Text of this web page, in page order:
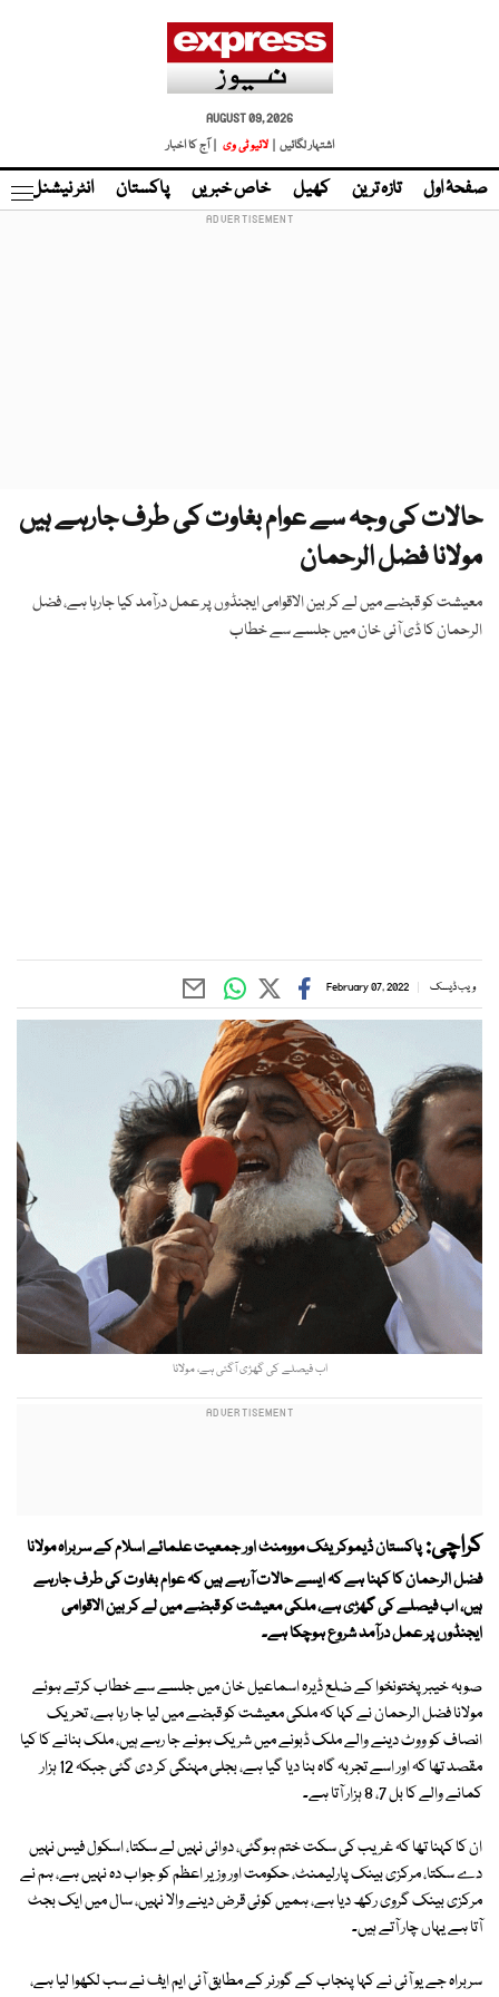
AUGUST 09, 2026
اشتہار لگائیں |
لائیو ٹی وی | آج کا اخبار
صفحۂ اول تازہ ترین کھیل خاص خبریں پاکستان انٹر نیشنل
حالات کی وجہ سے عوام بغاوت کی طرف جارہے ہیں
مولانا فضل الرحمان
معیشت کو قبضے میں لے کر بین الاقوامی ایجنڈوں پر عمل درآمد کیا جارہا ہے، فضل
الرحمان کا ڈی آئی خان میں جلسے سے خطاب
ویب ڈیسک February 07, 2022
اب فیصلے کی گھڑی آگئی ہے، مولانا
کراچی:پاکستان ڈیموکریٹک موومنٹ اور جمعیت علمائے اسلام کے سربراہ مولانا
فضل الرحمان کا کہنا ہے کہ ایسے حالات آرہے ہیں کہ عوام بغاوت کی طرف جارہے
ہیں، اب فیصلے کی گھڑی ہے، ملکی معیشت کو قبضے میں لے کر بین الاقوامی
ایجنڈوں پر عمل درآمد شروع ہوچکا ہے۔
صوبہ خیبرپختونخوا کے ضلع ڈیرہ اسماعیل خان میں جلسے سے خطاب کرتے ہوئے
مولانا فضل الرحمان نے کہا کہ ملکی معیشت کو قبضے میں لیا جا رہا ہے، تحریک
انصاف کو ووٹ دینے والے ملک ڈبونے میں شریک ہونے جا رہے ہیں، ملک بنانے کا کیا
مقصد تھا کہ اور اسے تجربہ گاہ بنا دیا گیا ہے، بجلی مہنگی کر دی گئی جبکہ 12 ہزار
کمانے والے کا بل 7، 8 ہزار آتا ہے۔
ان کا کہنا تھا کہ غریب کی سکت ختم ہوگئی، دوائی نہیں لے سکتا، اسکول فیس نہیں
دے سکتا، مرکزی بینک پارلیمنٹ، حکومت اور وزیر اعظم کو جواب دہ نہیں ہے، ہم نے
مرکزی بینک گروی رکھ دیا ہے، ہمیں کوئی قرض دینے والا نہیں، سال میں ایک بجٹ
آتا ہے یہاں چار آتے ہیں۔
سربراہ جے یو آئی نے کہا پنجاب کے گورنر کے مطابق آئی ایم ایف نے سب لکھوا لیا ہے،